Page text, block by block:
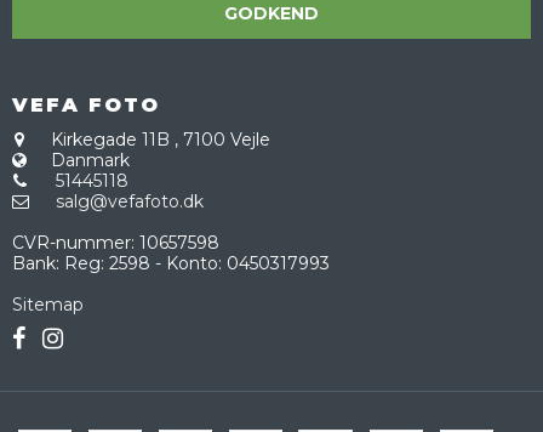
GODKEND
VEFA FOTO
Kirkegade 11B , 7100 Vejle
Danmark
51445118
salg@vefafoto.dk
CVR-nummer: 10657598
Bank: Reg: 2598 - Konto: 0450317993
Sitemap